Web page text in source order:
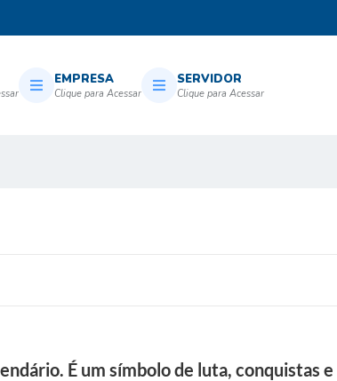
EMPRESA SERVIDOR
É um símbolo de luta, conquistas